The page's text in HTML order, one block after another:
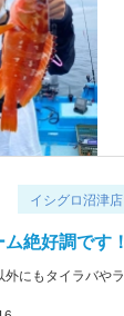
イシグロ沼津店
絶好調です！